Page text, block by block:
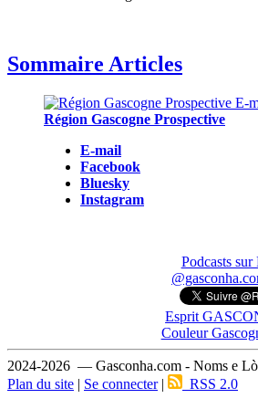
Sommaire Articles
Région Gascogne Prospective
E-mail
Facebook
Bluesky
Instagram
Podcasts sur
Esprit
Couleur
2024-2026 — Gasconha.com - Noms e
Plan du site | Se connecter| RSS 2.0